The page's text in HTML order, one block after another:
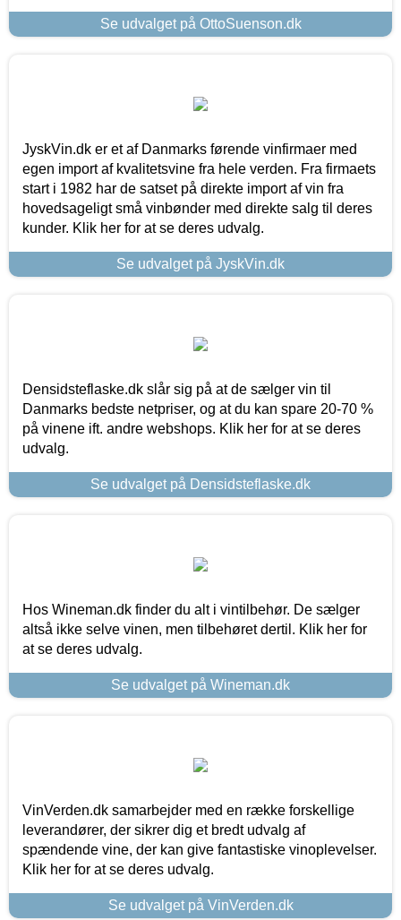
Se udvalget på OttoSuenson.dk
JyskVin.dk er et af Danmarks førende vinfirmaer med
egen import af kvalitetsvine fra hele verden. Fra firmaets
start i 1982 har de satset på direkte import af vin fra
hovedsageligt små vinbønder med direkte salg til deres
kunder. Klik her for at se deres udvalg.
Se udvalget på JyskVin.dk
Densidsteflaske.dk slår sig på at de sælger vin til
Danmarks bedste netpriser, og at du kan spare 20-70 %
på vinene ift. andre webshops. Klik her for at se deres
udvalg.
Se udvalget på Densidsteflaske.dk
Hos Wineman.dk finder du alt i vintilbehør. De sælger
altså ikke selve vinen, men tilbehøret dertil. Klik her for
at se deres udvalg.
Se udvalget på Wineman.dk
VinVerden.dk samarbejder med en række forskellige
leverandører, der sikrer dig et bredt udvalg af
spændende vine, der kan give fantastiske vinoplevelser.
Klik her for at se deres udvalg.
Se udvalget på VinVerden.dk